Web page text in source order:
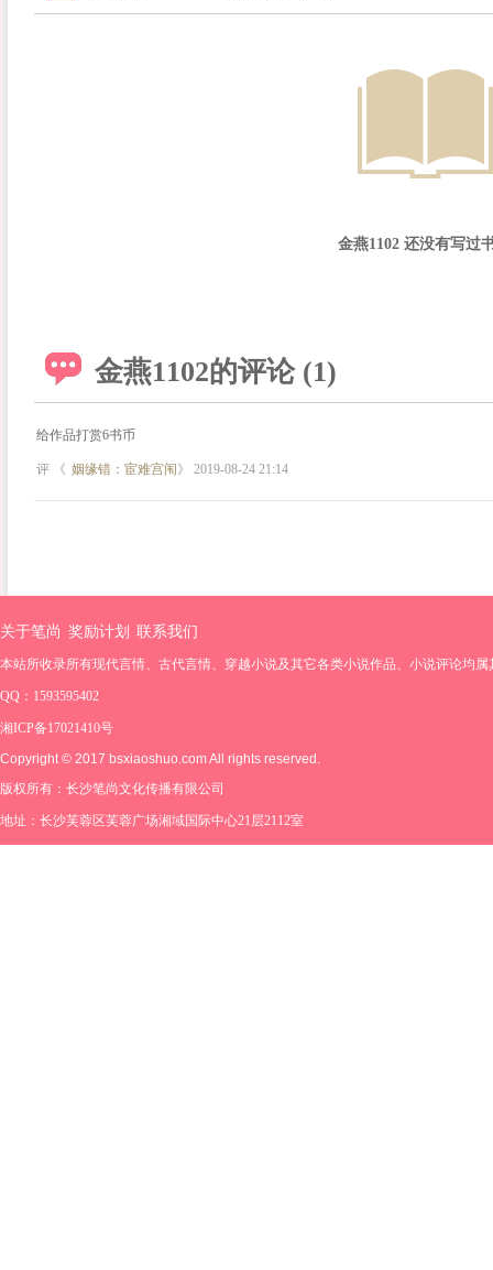
金燕1102 还没有写过
金燕1102的评论 (1)
给作品打赏6书币
评 《 姻缘错：宦难宫闱》 2019-08-24 21:14
关于笔尚 奖励计划 联系我们
本站所收录所有现代言情、古代言情、穿越小说及其它各类小说作品、小说评论均
QQ：1593595402
湘ICP备17021410号
Copyright © 2017 bsxiaoshuo.com All rights reserved.
版权所有：长沙笔尚文化传播有限公司
地址：长沙芙蓉区芙蓉广场湘域国际中心21层2112室